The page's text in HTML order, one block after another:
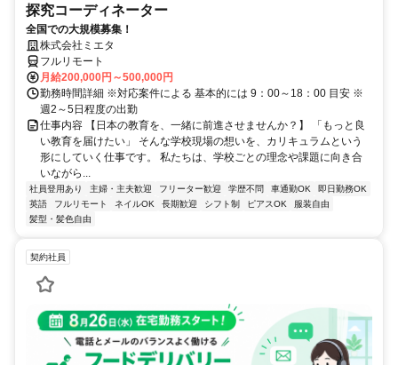
探究コーディネーター
全国での大規模募集！
株式会社ミエタ
フルリモート
月給200,000円～500,000円
勤務時間詳細 ※対応案件による 基本的には 9：00～18：00 目安 ※
週2～5日程度の出勤
仕事内容 【日本の教育を、一緒に前進させませんか？】 「もっと良
い教育を届けたい」 そんな学校現場の想いを、カリキュラムという
形にしていく仕事です。 私たちは、学校ごとの理念や課題に向き合
いながら...
社員登用あり 主婦・主夫歓迎 フリーター歓迎 学歴不問 車通勤OK
即日勤務OK
英語
フルリモート ネイルOK 長期歓迎 シフト制 ピアスOK
服装自由
髪型・髪色自由
契約社員